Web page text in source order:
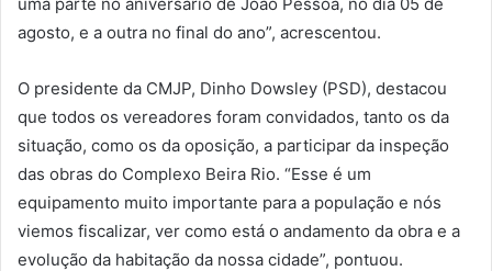
agosto, e a outra no final do ano”, acrescentou.
O presidente da CMJP, Dinho Dowsley (PSD), destacou
que todos os vereadores foram convidados, tanto os da
situação, como os da oposição, a participar da inspeção
das obras do Complexo Beira Rio. “Esse é um
equipamento muito importante para a população e nós
viemos fiscalizar, ver como está o andamento da obra e a
evolução da habitação da nossa cidade”, pontuou.